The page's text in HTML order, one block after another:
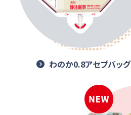
わのか0.8アセプバッグ